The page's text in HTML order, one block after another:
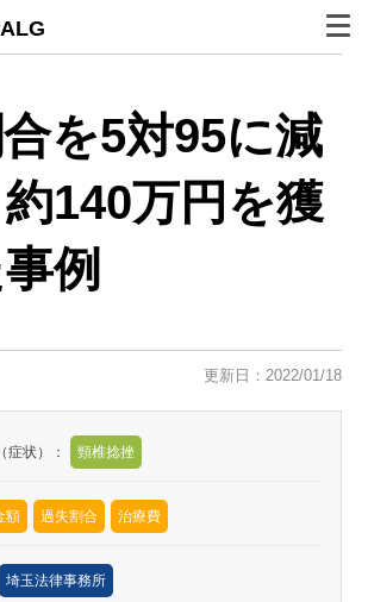
を5対95に減
140万円を獲
例
更新日：2022/01/18
症状）： 頸椎捻挫
額 過失割合 治療費
埼玉法律事務所